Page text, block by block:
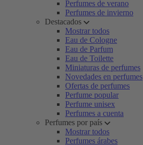
Perfumes de verano
Perfumes de invierno
Destacados
Mostrar todos
Eau de Cologne
Eau de Parfum
Eau de Toilette
Miniaturas de perfumes
Novedades en perfumes
Ofertas de perfumes
Perfume popular
Perfume unisex
Perfumes a cuenta
Perfumes por país
Mostrar todos
Perfumes árabes